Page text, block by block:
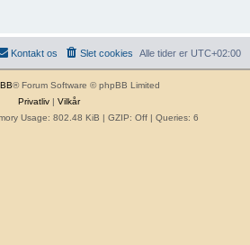
Alle tider er UTC+02:00
Slet cookies
Kontakt os
® Forum Software © phpBB Limited
Privatliv| Vilkår
Usage: 802.48 KiB | GZIP: Off | Queries: 6